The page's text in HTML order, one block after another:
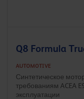
Q8 Formula
AUTOMOTIVE
Синтетическое
требованиям ACEA
эксплуатации